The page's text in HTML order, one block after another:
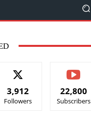
3,912
Followers
22,800
Subscribers